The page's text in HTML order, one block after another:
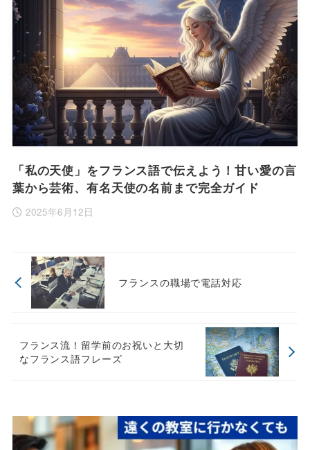
「私の天使」をフランス語で伝えよう！甘い愛の言
葉から芸術、有名天使の名前まで完全ガイド
2025年6月12日
フランスの職場で電話対応
フランス流！留学前のお祝いと大切
なフランス語フレーズ